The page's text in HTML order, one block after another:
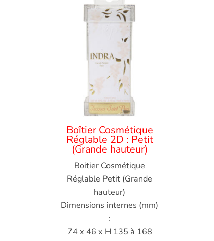
Boîtier Cosmétique
Réglable 2D : Petit
(Grande hauteur)
Boitier Cosmétique
Réglable Petit (Grande
hauteur)
Dimensions internes (mm)
:
74 x 46 x H 135 à 168